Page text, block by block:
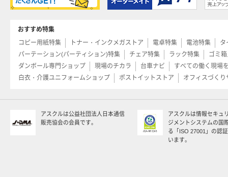
おすすめ特集
コピー用紙特集
トナー・インクメガストア 電卓特集 電池特集
タ
パーテーション(パーティション)特集
チェア特集 ラック特集
ゴミ
ダンボール専門ショップ
現場のチカラ 台車ナビ
すべての働く現場
白衣・介護ユニフォームショップ
ポストイットストア オフィスづくり
アスクルは公益社団法人日本通信
販売協会の会員です。
アスクルは情報セキュ
ジメントシステムの国
る「ISO 27001」の認
います。